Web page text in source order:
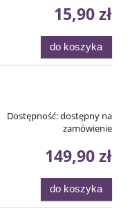
15,90 zł
do koszyka
Dostępność:dostępny na
zamówienie
149,90 zł
do koszyka